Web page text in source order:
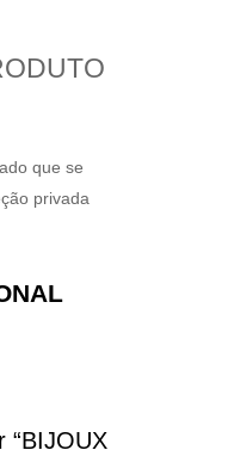
que se
privada
“BIJOUX